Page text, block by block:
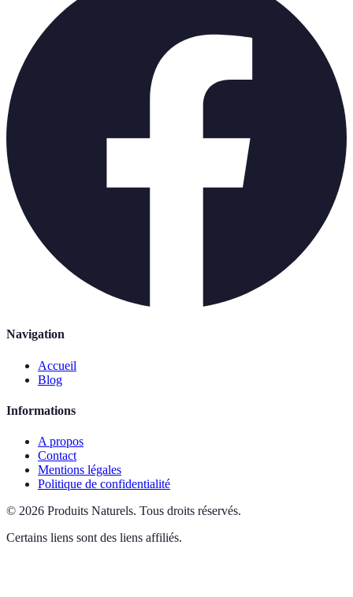
Navigation
Accueil
Blog
Informations
A propos
Contact
Mentions légales
Politique de confidentialité
© 2026 Produits Naturels. Tous droits réservés.
Certains liens sont des liens affiliés.